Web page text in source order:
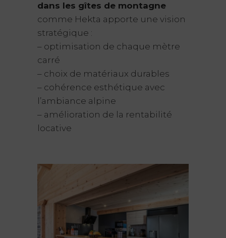
dans les gîtes de montagne
comme Hekta apporte une vision
stratégique :
– optimisation de chaque mètre
carré
– choix de matériaux durables
– cohérence esthétique avec
l’ambiance alpine
– amélioration de la rentabilité
locative